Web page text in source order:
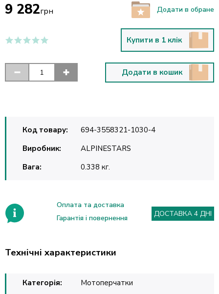
9 282грн Додати в обране
Купити в 1 клік
Додати в кошик
Код товару:
694-3558321-1030-4
Виробник:
ALPINESTARS
Вага:
0.338 кг.
Оплата та доставка
Гарантія і повернення
ДОСТАВКА 4 ДНІ
Технічні характеристики
Категорія:
Мотоперчатки